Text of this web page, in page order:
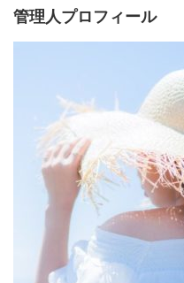
管理人プロフィール